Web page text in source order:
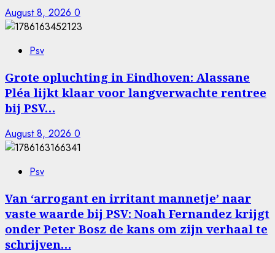
August 8, 2026 0
Psv
Grote opluchting in Eindhoven: Alassane
Pléa lijkt klaar voor langverwachte rentree
bij PSV…
August 8, 2026 0
Psv
Van ‘arrogant en irritant mannetje’ naar
vaste waarde bij PSV: Noah Fernandez krijgt
onder Peter Bosz de kans om zijn verhaal te
schrijven…